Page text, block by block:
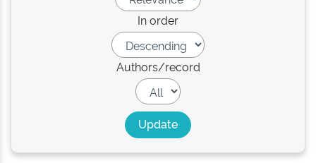
In order
Authors/record